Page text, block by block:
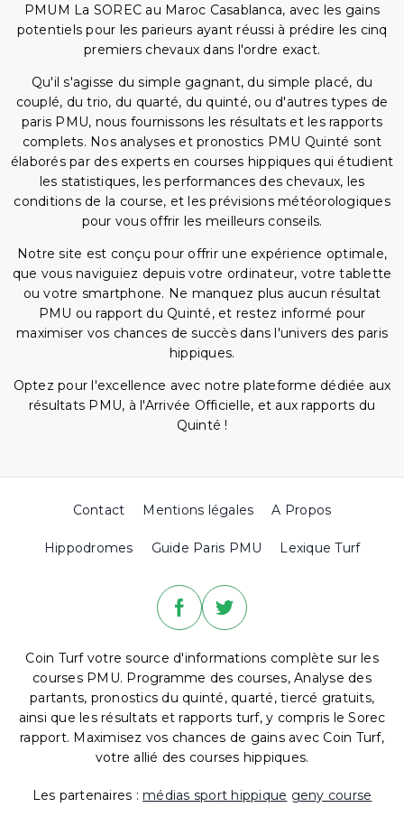
PMUM La SOREC au Maroc Casablanca, avec les gains
potentiels pour les parieurs ayant réussi à prédire les cinq
premiers chevaux dans l'ordre exact.
Qu'il s'agisse du simple gagnant, du simple placé, du
couplé, du trio, du quarté, du quinté, ou d'autres types de
paris PMU, nous fournissons les résultats et les rapports
complets. Nos analyses et pronostics PMU Quinté sont
élaborés par des experts en courses hippiques qui étudient
les statistiques, les performances des chevaux, les
conditions de la course, et les prévisions météorologiques
pour vous offrir les meilleurs conseils.
Notre site est conçu pour offrir une expérience optimale,
que vous naviguiez depuis votre ordinateur, votre tablette
ou votre smartphone. Ne manquez plus aucun résultat
PMU ou rapport du Quinté, et restez informé pour
maximiser vos chances de succès dans l'univers des paris
hippiques.
Optez pour l'excellence avec notre plateforme dédiée aux
résultats PMU, à l'Arrivée Officielle, et aux rapports du
Quinté !
Contact Mentions légales A Propos
Hippodromes Guide Paris PMU Lexique Turf
Coin Turf votre source d'informations complète sur les
courses PMU. Programme des courses, Analyse des
partants, pronostics du quinté, quarté, tiercé gratuits,
ainsi que les résultats et rapports turf, y compris le Sorec
rapport. Maximisez vos chances de gains avec Coin Turf,
votre allié des courses hippiques.
Les partenaires : médias sport hippique geny course